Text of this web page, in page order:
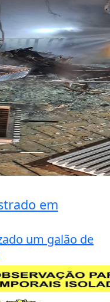
em
um galão de